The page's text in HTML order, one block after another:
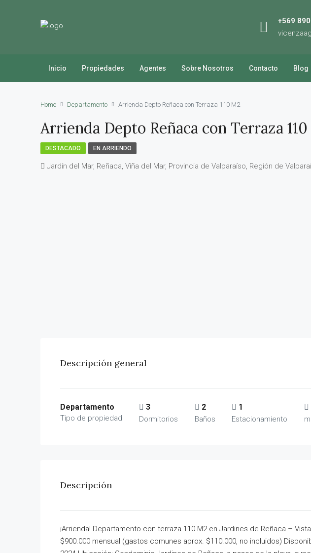
+569
Inicio Propiedades Agentes Sobre Nosotros Contacto Blog
Home Departamento Arrienda Depto Reñaca con Terraza 110 M2
Arrienda Depto Reñaca con Terraza 110
DESTACADO EN ARRIENDO
Jardín del Mar, Reñaca, Viña del Mar, Provincia de Valparaíso, Región de
Descripción general
Departamento
Tipo de propiedad
3
Dormitorios
2
Baños
1
Estacionamiento
Descripción
¡Arrienda! Departamento con terraza 110 M2 en Jardines de Reñaca –
$900.000 mensual (gastos comunes aprox. $110.000, no incluidos)